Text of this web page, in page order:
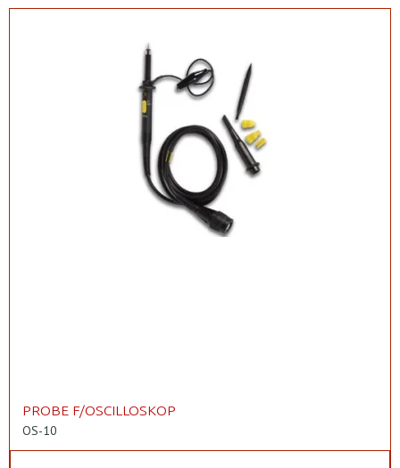
PROBE F/OSCILLOSKOP
OS-10